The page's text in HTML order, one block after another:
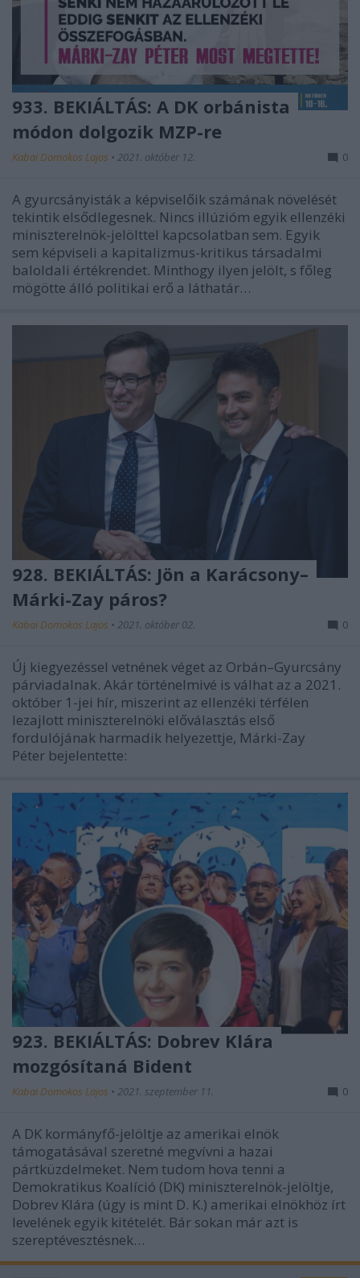
933. BEKIÁLTÁS: A DK orbánista
módon dolgozik MZP-re
Kabai Domokos Lajos • 2021. október 12. 0
A gyurcsányisták a képviselőik számának növelését
tekintik elsődlegesnek. Nincs illúzióm egyik ellenzéki
miniszterelnök-jelölttel kapcsolatban sem. Egyik
sem képviseli a kapitalizmus-kritikus társadalmi
baloldali értékrendet. Minthogy ilyen jelölt, s főleg
mögötte álló politikai erő a láthatár…
928. BEKIÁLTÁS: Jön a Karácsony–
Márki-Zay páros?
Kabai Domokos Lajos • 2021. október 02. 0
Új kiegyezéssel vetnének véget az Orbán–Gyurcsány
párviadalnak. Akár történelmivé is válhat az a 2021.
október 1-jei hír, miszerint az ellenzéki térfélen
lezajlott miniszterelnöki előválasztás első
fordulójának harmadik helyezettje, Márki-Zay
Péter bejelentette:
923. BEKIÁLTÁS: Dobrev Klára
mozgósítaná Bident
Kabai Domokos Lajos • 2021. szeptember 11. 0
A DK kormányfő-jelöltje az amerikai elnök
támogatásával szeretné megvívni a hazai
pártküzdelmeket. Nem tudom hova tenni a
Demokratikus Koalíció (DK) miniszterelnök-jelöltje,
Dobrev Klára (úgy is mint D. K.) amerikai elnökhöz írt
levelének egyik kitételét. Bár sokan már azt is
szereptévesztésnek…